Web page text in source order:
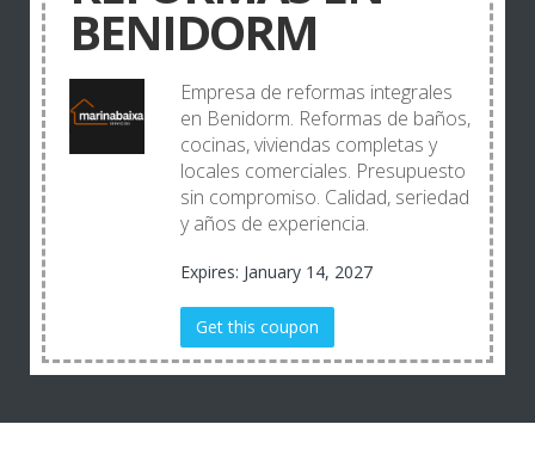
BENIDORM
Empresa de reformas integrales
en Benidorm. Reformas de baños,
cocinas, viviendas completas y
locales comerciales. Presupuesto
sin compromiso. Calidad, seriedad
y años de experiencia.
Expires: January 14, 2027
Get this coupon